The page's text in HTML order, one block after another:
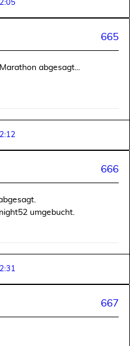
665
abgesagt...
666
umgebucht.
667